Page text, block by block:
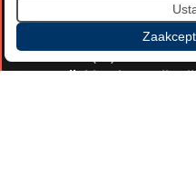
kontakt wyłącznie dla
tel.:+48 (22) 560 37 00
e-mail: